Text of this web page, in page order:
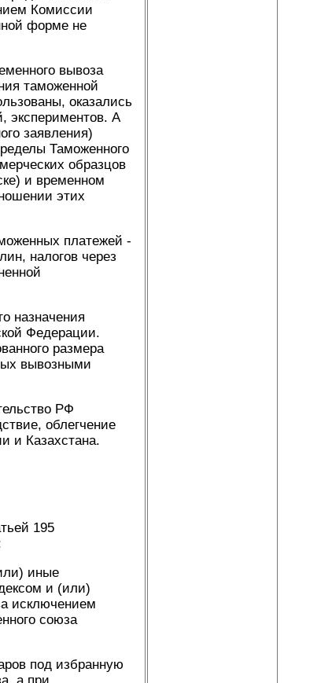
Комиссии
форме не
вывоза
таможенной
оказались
экспериментов. А
заявления)
Таможенного
образцов
и временном
этих
платежей -
налогов через
назначения
Федерации.
размера
вывозными
РФ
облегчение
и Казахстана.
195
иные
и (или)
исключением
союза
под избранную